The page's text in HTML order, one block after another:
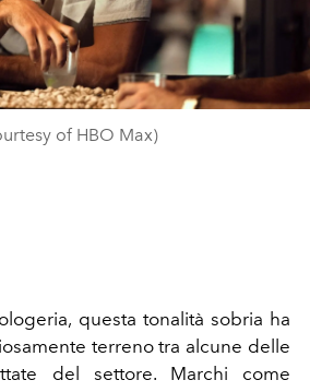
of HBO Max)
questa tonalità sobria ha
terreno tra alcune delle
del settore. Marchi come